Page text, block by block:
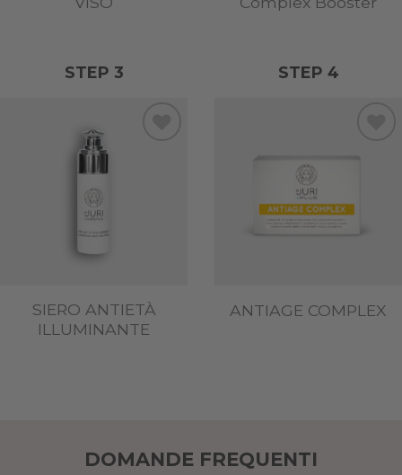
STEP 3
SIERO ANTIETÀ
ILLUMINANTE
STEP 4
ANTIAGE COMPLEX
DOMANDE FREQUENTI